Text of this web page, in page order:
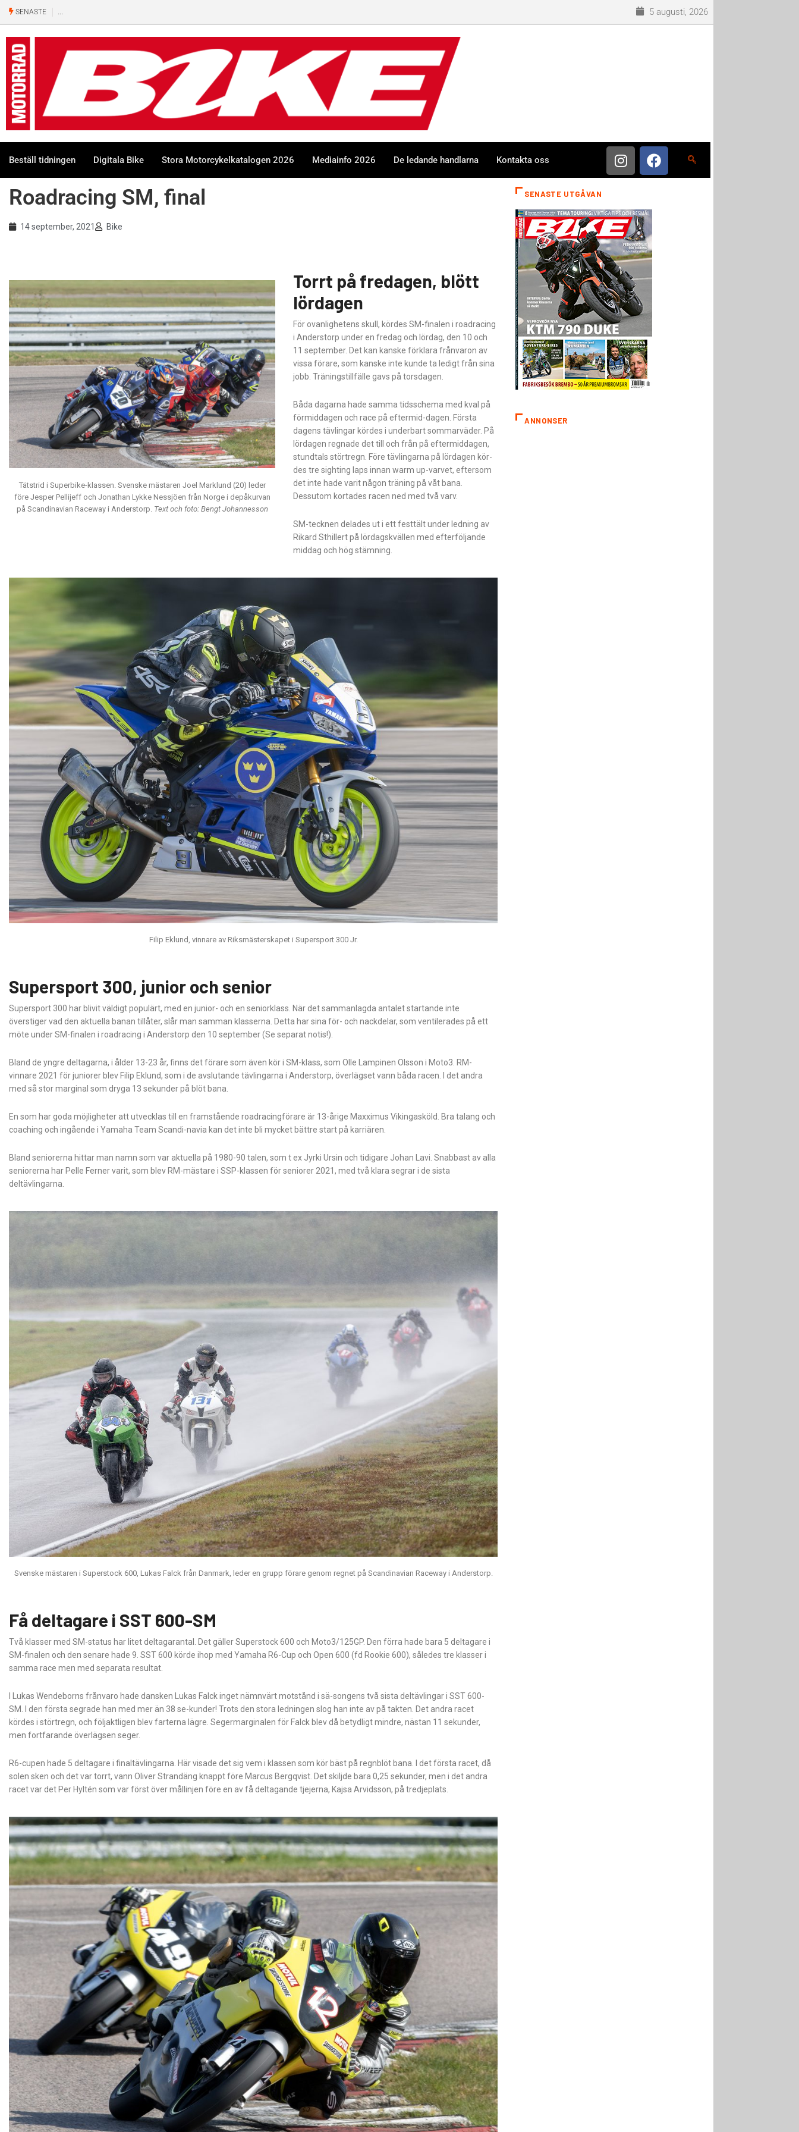
SENASTE Ny 500-kubiks retro från Honda 5 augusti, 2026
Beställ tidningen Digitala Bike Stora Motorcykelkatalogen 2026 Mediainfo 2026 De ledande handlarna Kontakta oss
Roadracing SM, final
14 september, 2021 Bike
Tätstrid i Superbike-klassen. Svenske mästaren Joel Marklund (20) leder
före Jesper Pellijeff och Jonathan Lykke Nessjöen från Norge i depåkurvan
på Scandinavian Raceway i Anderstorp. Text och foto: Bengt Johannesson
Torrt på fredagen, blött
lördagen
För ovanlighetens skull, kördes SM-finalen i roadracing
i Anderstorp under en fredag och lördag, den 10 och
11 september. Det kan kanske förklara frånvaron av
vissa förare, som kanske inte kunde ta ledigt från sina
jobb. Träningstillfälle gavs på torsdagen.
Båda dagarna hade samma tidsschema med kval på
förmiddagen och race på eftermid-dagen. Första
dagens tävlingar kördes i underbart sommarväder. På
lördagen regnade det till och från på eftermiddagen,
stundtals störtregn. Före tävlingarna på lördagen kör-
des tre sighting laps innan warm up-varvet, eftersom
det inte hade varit någon träning på våt bana.
Dessutom kortades racen ned med två varv.
SM-tecknen delades ut i ett festtält under ledning av
Rikard Sthillert på lördagskvällen med efterföljande
middag och hög stämning.
Filip Eklund, vinnare av Riksmästerskapet i Supersport 300 Jr.
Supersport 300, junior och senior
Supersport 300 har blivit väldigt populärt, med en junior- och en seniorklass. När det sammanlagda antalet startande inte
överstiger vad den aktuella banan tillåter, slår man samman klasserna. Detta har sina för- och nackdelar, som ventilerades på ett
möte under SM-finalen i roadracing i Anderstorp den 10 september (Se separat notis!).
Bland de yngre deltagarna, i ålder 13-23 år, finns det förare som även kör i SM-klass, som Olle Lampinen Olsson i Moto3. RM-
vinnare 2021 för juniorer blev Filip Eklund, som i de avslutande tävlingarna i Anderstorp, överlägset vann båda racen. I det andra
med så stor marginal som dryga 13 sekunder på blöt bana.
En som har goda möjligheter att utvecklas till en framstående roadracingförare är 13-årige Maxximus Vikingasköld. Bra talang och
coaching och ingående i Yamaha Team Scandi-navia kan det inte bli mycket bättre start på karriären.
Bland seniorerna hittar man namn som var aktuella på 1980-90 talen, som t ex Jyrki Ursin och tidigare Johan Lavi. Snabbast av alla
seniorerna har Pelle Ferner varit, som blev RM-mästare i SSP-klassen för seniorer 2021, med två klara segrar i de sista
deltävlingarna.
Svenske mästaren i Superstock 600, Lukas Falck från Danmark, leder en grupp förare genom regnet på Scandinavian Raceway i Anderstorp.
Få deltagare i SST 600-SM
Två klasser med SM-status har litet deltagarantal. Det gäller Superstock 600 och Moto3/125GP. Den förra hade bara 5 deltagare i
SM-finalen och den senare hade 9. SST 600 körde ihop med Yamaha R6-Cup och Open 600 (fd Rookie 600), således tre klasser i
samma race men med separata resultat.
I Lukas Wendeborns frånvaro hade dansken Lukas Falck inget nämnvärt motstånd i sä-songens två sista deltävlingar i SST 600-
SM. I den första segrade han med mer än 38 se-kunder! Trots den stora ledningen slog han inte av på takten. Det andra racet
kördes i störtregn, och följaktligen blev farterna lägre. Segermarginalen för Falck blev då betydligt mindre, nästan 11 sekunder,
men fortfarande överlägsen seger.
R6-cupen hade 5 deltagare i finaltävlingarna. Här visade det sig vem i klassen som kör bäst på regnblöt bana. I det första racet, då
solen sken och det var torrt, vann Oliver Strandäng knappt före Marcus Bergqvist. Det skiljde bara 0,25 sekunder, men i det andra
racet var det Per Hyltén som var först över mållinjen före en av få deltagande tjejerna, Kajsa Arvidsson, på tredjeplats.
SENASTE UTGÅVAN
ANNONSER